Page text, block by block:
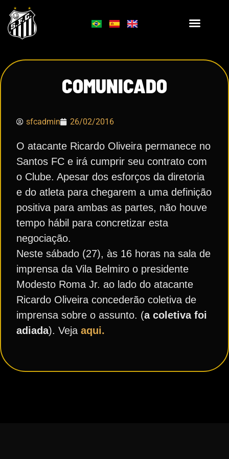
COMUNICADO
sfcadmin 26/02/2016
O atacante Ricardo Oliveira permanece no
Santos FC e irá cumprir seu contrato com
o Clube. Apesar dos esforços da diretoria
e do atleta para chegarem a uma definição
positiva para ambas as partes, não houve
tempo hábil para concretizar esta
negociação.
Neste sábado (27), às 16 horas na sala de
imprensa da Vila Belmiro o presidente
Modesto Roma Jr. ao lado do atacante
Ricardo Oliveira concederão coletiva de
imprensa sobre o assunto. (a coletiva foi
adiada). Veja aqui.